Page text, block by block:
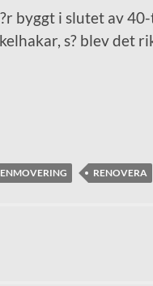
byggt i slutet av
s? blev det
RENOVERA